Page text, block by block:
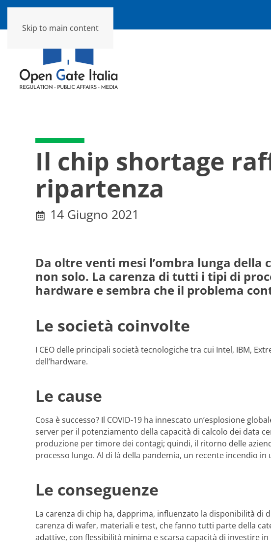
Skip to main content
Il chip shortage
ripartenza
14 Giugno 2021
Da oltre venti mesi l’ombra lunga della
non solo. La carenza di tutti i tipi di
hardware e sembra che il problema
Le società coinvolte
I CEO delle principali società tecnologiche tra cui Intel, IBM,
dell’hardware.
Le cause
Cosa è successo? Il COVID-19 ha innescato un’esplosione
server per il potenziamento della capacità di calcolo dei data
produzione per timore dei contagi; quindi, il ritorno delle
processo lungo. Al di là della pandemia, un recente incendio
Le conseguenze
La carenza di chip ha, dapprima, influenzato la disponibilità
carenza di wafer, materiali e test, che fanno tutti parte della
adattive, con flessibilità minima e scarsa capacità di investire